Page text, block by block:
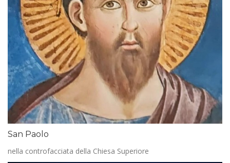
San Paolo
nella controfacciata della Chiesa Superiore